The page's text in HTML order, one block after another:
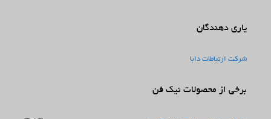
یاری دهندگان
شرکت ارتباطات دابا
برخی از محصولات نیک فن